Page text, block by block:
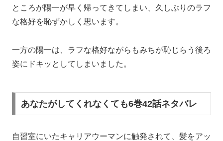
ところが陽一が早く帰ってきてしまい、久しぶりのラフ
な格好を恥ずかしく思います。
一方の陽一は、ラフな格好ながらもみちが恥じらう後ろ
姿にドキッとしてしまいました。
あなたがしてくれなくても6巻42話ネタバレ
自習室にいたキャリアウーマンに触発されて、髪をアッ